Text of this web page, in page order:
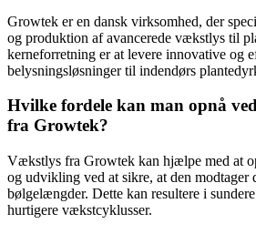
Growtek er en dansk virksomhed, der
og produktion af avancerede vækstlys til
kerneforretning er at levere innovative og
belysningsløsninger til indendørs
Hvilke fordele kan man opnå
fra Growtek?
Vækstlys fra Growtek kan hjælpe med at
og udvikling ved at sikre, at den modtager
bølgelængder. Dette kan resultere i
hurtigere vækstcyklusser.